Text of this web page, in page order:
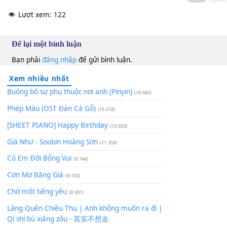
thường
Đông Hải Dm Thảo My
Lượt xem: 122
Để lại một bình luận
Bạn phảiđăng nhập để gửi bình luận.
Xem nhiều nhất
Buông bỏ sự phụ thuộc nơi anh (Pinyin)
Phép Màu (OST Đàn Cá Gỗ)
[SHEET PIANO] Happy Birthday